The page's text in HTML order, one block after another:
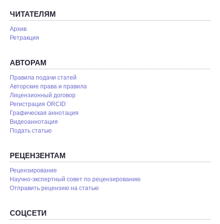
ЧИТАТЕЛЯМ
Архив
Ретракция
АВТОРАМ
Правила подачи статей
Авторские права и правила
Лицензионный договор
Регистрация ORCID
Графическая аннотация
Видеоаннотация
Подать статью
РЕЦЕНЗЕНТАМ
Рецензирование
Научно-экспертный совет по рецензированию
Отправить рецензию на статью
СОЦСЕТИ